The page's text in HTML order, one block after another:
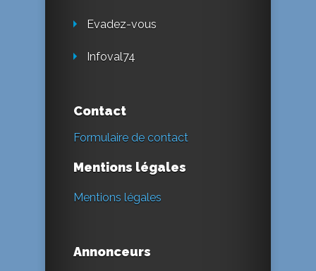
Evadez-vous
Infoval74
Contact
Formulaire de contact
Mentions légales
Mentions légales
Annonceurs